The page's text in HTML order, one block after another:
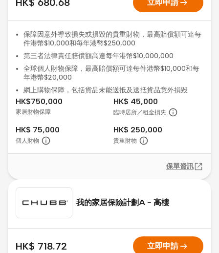
HK$ 680.68 立即申請
保障因意外導致損失或損毀的貴重財物，最高賠償額可達每
件港幣$10,000和每年港幣$250,000
第三者法律責任賠償額高達每年港幣$10,000,000
全球個人財物保障，最高賠償額可達每件港幣$10,000和每
年港幣$20,000
網上購物保障，包括貨品未能送抵及送抵貨品意外損毀
HK$750,000
家居財物保障
HK$ 45,000
臨時居所／租金損失
HK$ 75,000
個人財物
HK$ 250,000
貴重財物
保單資訊
我的家居保險計劃A - 高樓
HK$ 718.72 立即申請arrow_right_alt